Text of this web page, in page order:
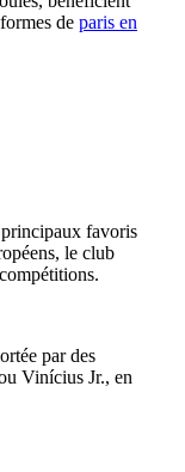
de paris en
principaux favoris
le club
par des
Vinícius Jr., en